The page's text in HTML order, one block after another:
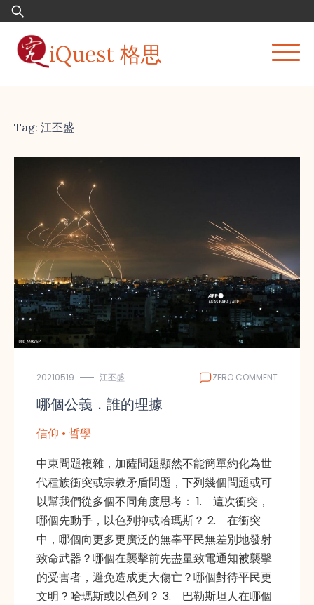
Skip
to
content
Search
for:
iQuest 格思
Tag: 江丕盛
20210519 江丕盛 ZERO COMMENT
哪個公義．誰的理據
信仰 • 哲學
中東問題複雜，加薩問題顯然不能簡單約化為世
代種族衝突或宗教矛盾問題，下列幾個問題或可
以幫我們從多個不同角度思考： 1. 這次衝突，
哪個先動手，以色列抑或哈瑪斯？ 2. 在衝突
中，哪個向更多更廣泛的無辜平民無差別地發射
致命武器？哪個在襲擊前先盡量致電通知被襲擊
的受害者，避免造成更大傷亡？哪個對待平民更
文明？哈瑪斯或以色列？ 3. 巴勒斯坦人在哪個